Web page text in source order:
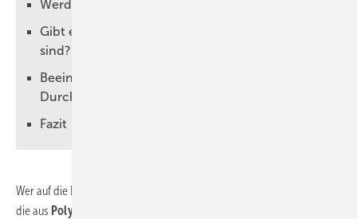
Werden brandgeprüfte Befestigungen benötigt?
Gibt es Umwelteinflüsse, die zu berücksichtigen
sind?
Beeinflussen die Temperaturen der
Durchflussmedien?
Fazit
Wer auf die Idee kommt, beispielsweise eine Abwasser-Sammelleitung,
die aus Polypropylen-Rohr